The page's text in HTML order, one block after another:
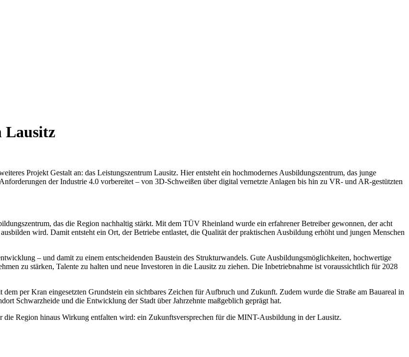
Lausitz
Projekt Gestalt an: das Leistungszentrum Lausitz. Hier entsteht ein hochmodernes Ausbildungszentrum, das junge
der Industrie 4.0 vorbereitet – von 3D-Schweißen über digital vernetzte Anlagen bis hin zu VR- und AR-gestützten
das die Region nachhaltig stärkt. Mit dem TÜV Rheinland wurde ein erfahrener Betreiber gewonnen, der acht
wird. Damit entsteht ein Ort, der Betriebe entlastet, die Qualität der praktischen Ausbildung erhöht und jungen Menschen
– und damit zu einem entscheidenden Baustein des Strukturwandels. Gute Ausbildungsmöglichkeiten, hochwertige
zu stärken, Talente zu halten und neue Investoren in die Lausitz zu ziehen. Die Inbetriebnahme ist voraussichtlich für 2028
per Kran eingesetzten Grundstein ein sichtbares Zeichen für Aufbruch und Zukunft. Zudem wurde die Straße am Bauareal in
Schwarzheide und die Entwicklung der Stadt über Jahrzehnte maßgeblich geprägt hat.
Region hinaus Wirkung entfalten wird: ein Zukunftsversprechen für die MINT-Ausbildung in der Lausitz.